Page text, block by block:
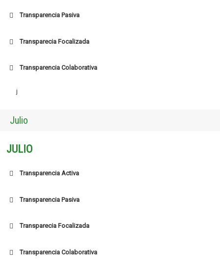
Transparencia Pasiva
Transparecia Focalizada
Transparencia Colaborativa
j
Julio
JULIO
Transparencia Activa
Transparencia Pasiva
Transparecia Focalizada
Transparencia Colaborativa